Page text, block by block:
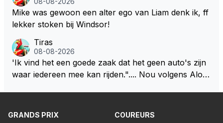
leen die shit-Red Bull moet beter.
moeten onderschrijf ik maar het is niet gezegd dat ik
zijn visie van het huidige concept volg. Om de borst
sing eenvoudig. Maak de motor voor een groot deel
belangrijker dan de batterij in verhouding 65/35 en ni
emand zeurt meer. De verbetering van de F1 zit in d
e brandstof. De batterij zorgt op den duur weer voo
r een ander milieu probleem. Door de klimaatgekte i
egaan. Deze batterij heeft het gewicht in de F1 autos
Mike was gewoon een alter ego van Liam denk ik, ff
lekker stoken bij Windsor!
Tiras
08-08-2026
'Ik vind het een goede zaak dat het geen auto's zijn
waar iedereen mee kan rijden.".... Nou volgens Alon
GRANDS PRIX
COUREURS